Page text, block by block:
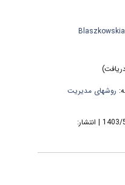
روشهای مدیریت
دریافت: 1403/2/1 | پذیرش: 1403/5/31 | انتشار: